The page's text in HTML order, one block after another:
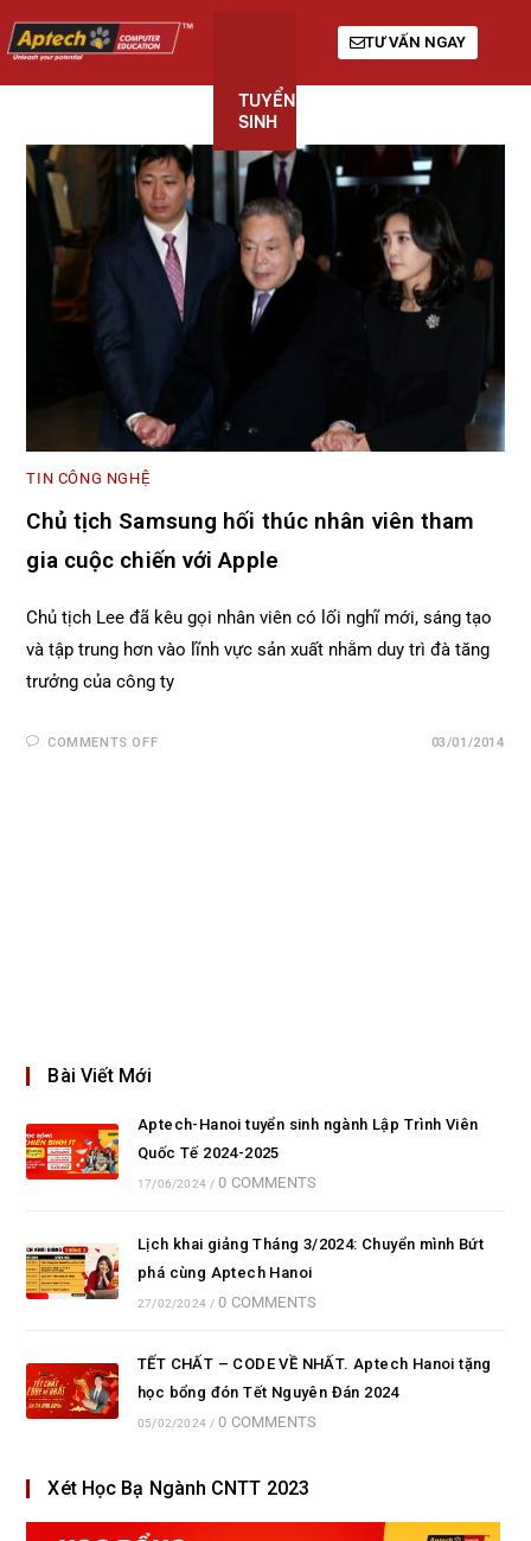
TUYỂN
SINH
TƯ VẤN NGAY
TIN CÔNG NGHỆ
Chủ tịch Samsung hối thúc nhân viên tham
gia cuộc chiến với Apple
Chủ tịch Lee đã kêu gọi nhân viên có lối nghĩ mới, sáng tạo
và tập trung hơn vào lĩnh vực sản xuất nhằm duy trì đà tăng
trưởng của công ty
COMMENTS OFF 03/01/2014
Bài Viết Mới
Aptech-Hanoi tuyển sinh ngành Lập Trình Viên
Quốc Tế 2024-2025
17/06/2024 / 0 COMMENTS
Lịch khai giảng Tháng 3/2024: Chuyển mình Bứt
phá cùng Aptech Hanoi
27/02/2024 / 0 COMMENTS
TẾT CHẤT – CODE VỀ NHẤT. Aptech Hanoi tặng
học bổng đón Tết Nguyên Đán 2024
05/02/2024 / 0 COMMENTS
Xét Học Bạ Ngành CNTT 2023